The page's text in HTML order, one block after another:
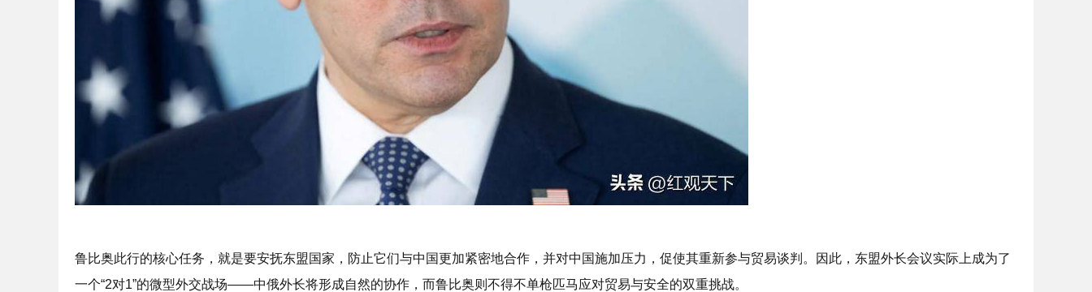
鲁比奥此行的核心任务，就是要安抚东盟国家，防止它们与中国更加紧密地合作，并对中国施加压力，促使其重新参与贸易谈判。因此，东盟外长会议实际上成为了
一个“2对1”的微型外交战场——中俄外长将形成自然的协作，而鲁比奥则不得不单枪匹马应对贸易与安全的双重挑战。